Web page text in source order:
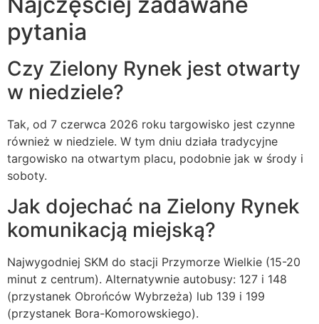
pytania
Czy Zielony Rynek jest otwarty
w niedziele?
Tak, od 7 czerwca 2026 roku targowisko jest czynne
również w niedziele. W tym dniu działa tradycyjne
targowisko na otwartym placu, podobnie jak w środy i
soboty.
Jak dojechać na Zielony Rynek
komunikacją miejską?
Najwygodniej SKM do stacji Przymorze Wielkie (15-20
minut z centrum). Alternatywnie autobusy: 127 i 148
(przystanek Obrońców Wybrzeża) lub 139 i 199
(przystanek Bora-Komorowskiego).